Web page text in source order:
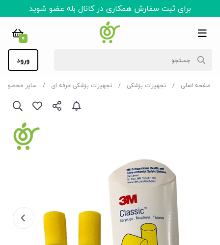
برای ثبت سفارش همکاری در کانال بله عضو شوید
0
ورود
صفحه اصلی تجهیزات پزشکی تجهیزات پزشکی حرفه ای سایر